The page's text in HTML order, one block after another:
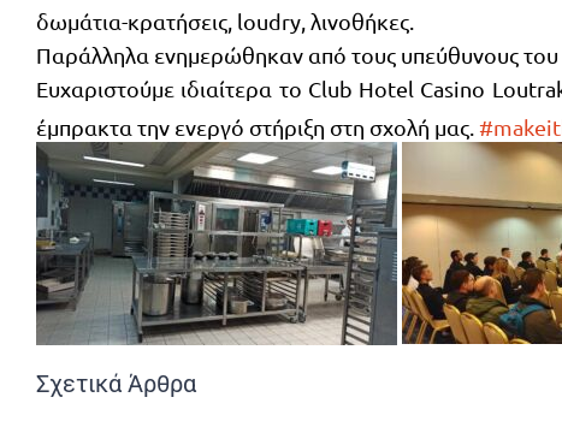
δωμάτια-κρατήσεις, loudry, λινοθήκες.
Παράλληλα ενημερώθηκαν από τους υπεύθυνους του
Ευχαριστούμε ιδιαίτερα το Club Hotel Casino
έμπρακτα την ενεργό στήριξη στη σχολή μας.
Σχετικά Άρθρα